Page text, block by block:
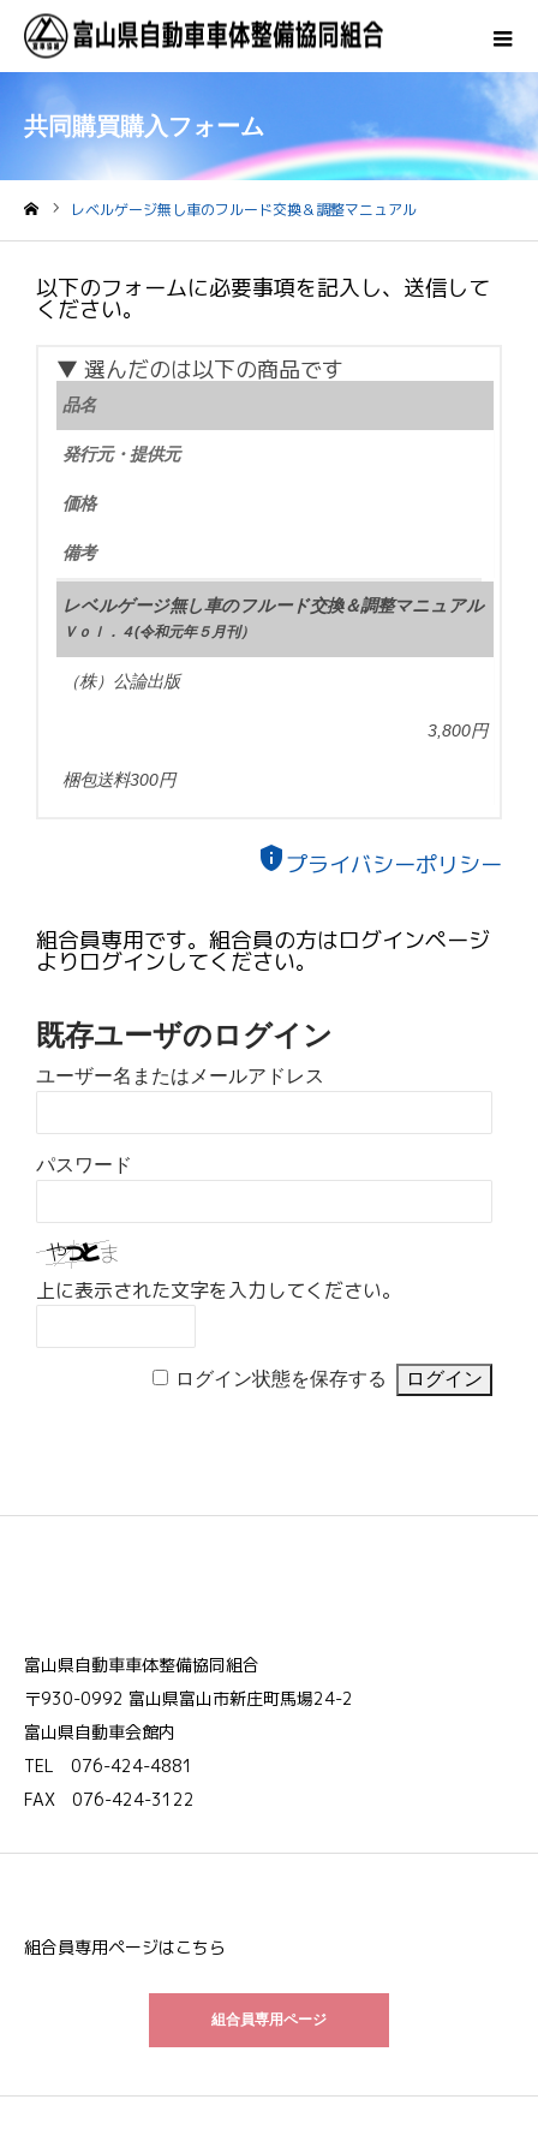
共同購買購入フォーム
レベルゲージ無し車のフルード交換＆調整マニュアル
以下のフォームに必要事項を記入し、送信して
ください。
▼ 選んだのは以下の商品です
品名
発行元・提供元
価格
備考
レベルゲージ無し車のフルード交換＆調整マニュアル
Ｖｏｌ．４(令和元年５月刊）
（株）公論出版
3,800円
梱包送料300円
privacy_tipプライバシーポリシー
組合員専用です。組合員の方はログインページ
よりログインしてください。
既存ユーザのログイン
ユーザー名またはメールアドレス
パスワード
上に表示された文字を入力してください。
ログイン状態を保存する
富山県自動車車体整備協同組合
〒930-0992 富山県富山市新庄町馬場24-2
富山県自動車会館内
TEL 076-424-4881
FAX 076-424-3122
組合員専用ページはこちら
組合員専用ページ